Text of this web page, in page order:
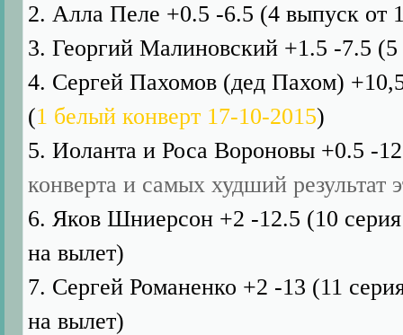
2. Алла Пеле +0.5 -6.5 (4 выпуск от
3. Георгий Малиновский +1.5 -7.5
4. Сергей Пахомов (дед Пахом)
(1 белый конверт 17-10-2015)
5. Иоланта и Роса Вороновы +0.5 -
конверта и самых худший результат
6. Яков Шниерсон +2 -12.5 (10
на вылет)
7. Сергей Романенко +2 -13 (11
на вылет)